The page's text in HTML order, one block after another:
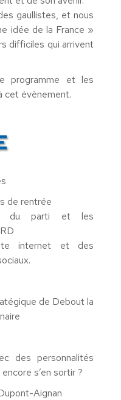
gaullistes, et nous
idée de la France »
difficiles qui arrivent
programme et les
cet évènement.
de rentrée
du parti et les
internet et des
de Debout la
des personnalités
s’en sortir ?
Aignan